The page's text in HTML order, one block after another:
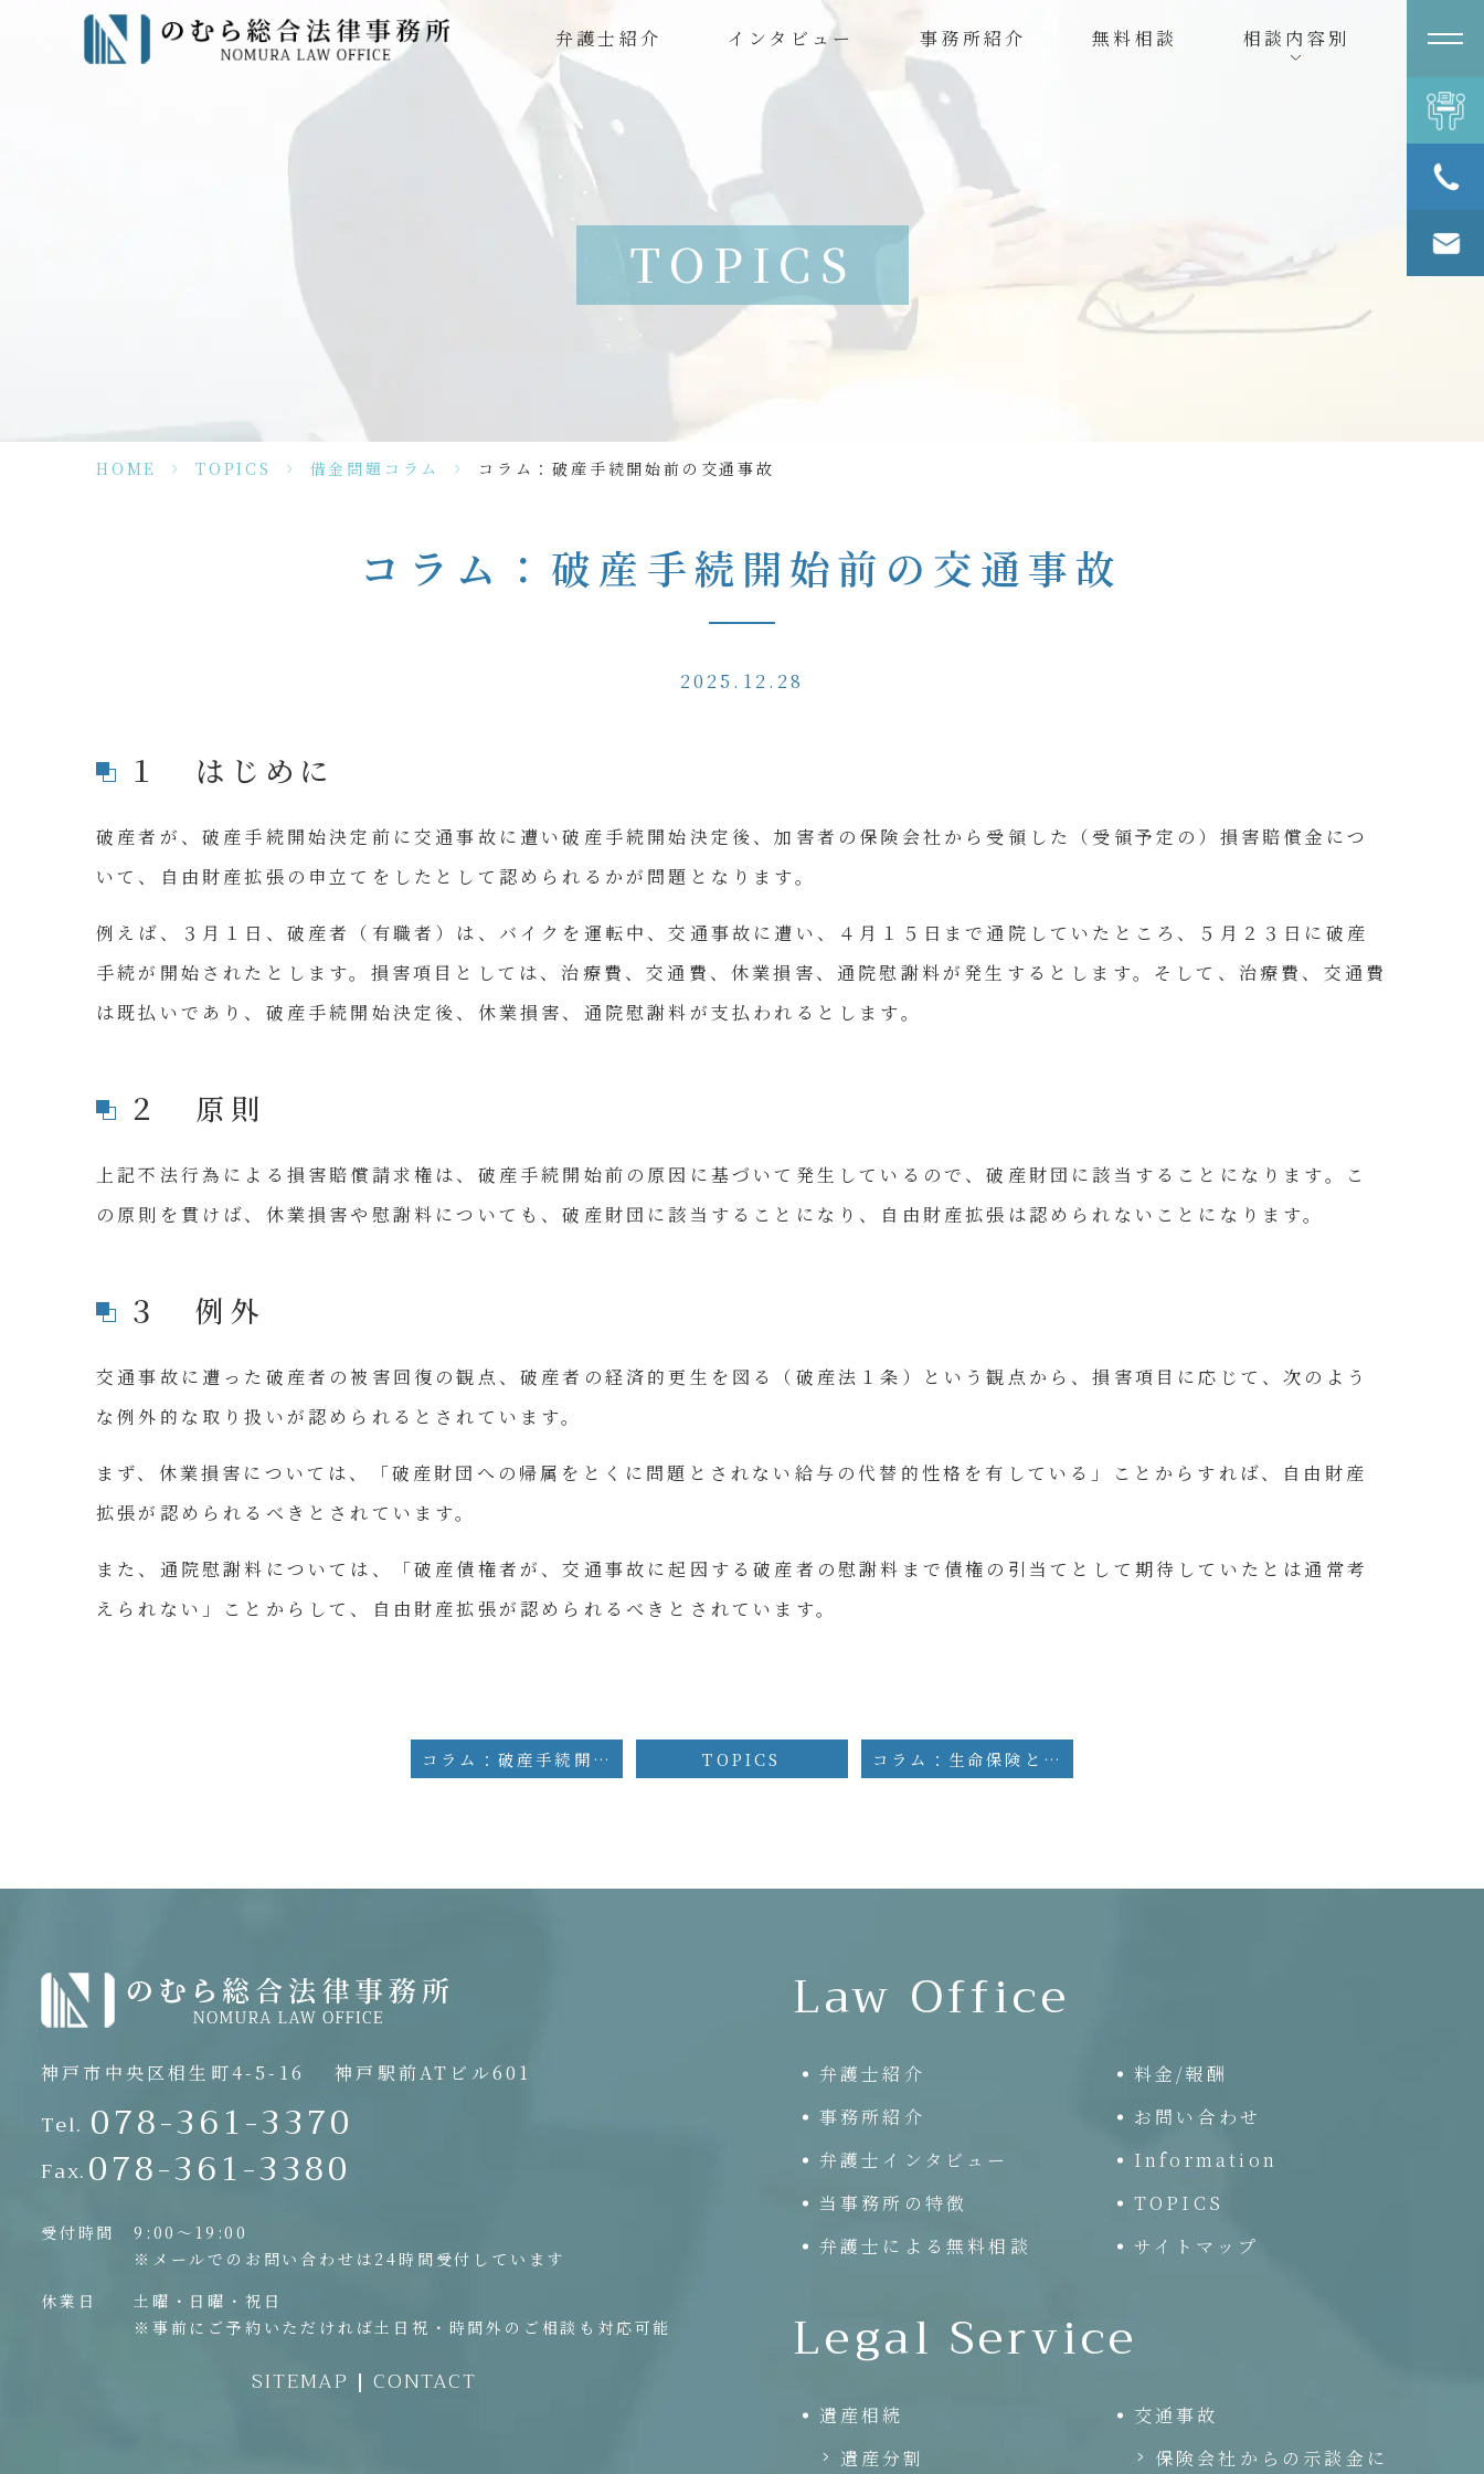
弁護士紹介 インタビュー 事務所紹介 無料相談 相談内容別
TOPICS
HOME > TOPICS > 借金問題コラム > コラム：破産手続開始前の交通事故
コラム：破産手続開始前の交通事故
2025.12.28
１ はじめに
破産者が、破産手続開始決定前に交通事故に遭い破産手続開始決定後、加害者の保険会社から受領した（受領予定の）損害賠償金につ
いて、自由財産拡張の申立てをしたとして認められるかが問題となります。
例えば、３月１日、破産者（有職者）は、バイクを運転中、交通事故に遭い、４月１５日まで通院していたところ、５月２３日に破産
手続が開始されたとします。損害項目としては、治療費、交通費、休業損害、通院慰謝料が発生するとします。そして、治療費、交通費
は既払いであり、破産手続開始決定後、休業損害、通院慰謝料が支払われるとします。
２ 原則
上記不法行為による損害賠償請求権は、破産手続開始前の原因に基づいて発生しているので、破産財団に該当することになります。こ
の原則を貫けば、休業損害や慰謝料についても、破産財団に該当することになり、自由財産拡張は認められないことになります。
３ 例外
交通事故に遭った破産者の被害回復の観点、破産者の経済的更生を図る（破産法１条）という観点から、損害項目に応じて、次のよう
な例外的な取り扱いが認められるとされています。
まず、休業損害については、「破産財団への帰属をとくに問題とされない給与の代替的性格を有している」ことからすれば、自由財産
拡張が認められるべきとされています。
また、通院慰謝料については、「破産債権者が、交通事故に起因する破産者の慰謝料まで債権の引当てとして期待していたとは通常考
えられない」ことからして、自由財産拡張が認められるべきとされています。
コラム：破産手続開始決定後に発見された財産 TOPICS コラム：生命保険と特別受益に関する裁判例
Law Office
弁護士紹介
事務所紹介
弁護士インタビュー
当事務所の特徴
弁護士による無料相談
料金/報酬
お問い合わせ
Information
TOPICS
サイトマップ
Legal Service
遺産相続
遺産分割
交通事故
保険会社からの示談金に
神戸市中央区相生町4-5-16 神戸駅前ATビル601
Tel. 078-361-3370
Fax.078-361-3380
受付時間
9:00〜19:00
※メールでのお問い合わせは24時間受付しています
休業日
土曜・日曜・祝日
※事前にご予約いただければ土日祝・時間外のご相談も対応可能
SITEMAP CONTACT
無料相談
3370